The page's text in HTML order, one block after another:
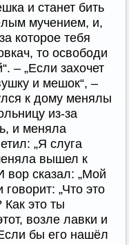
и станет бить
мучением, и,
которое тебя
то освободи
– „Если захочет
и мешок“, –
к дому менялы
из-за
и меняла
„Я слуга
вышел к
вор сказал: „Мой
говорит: „Что это
это ты
возле лавки и
бы его нашёл